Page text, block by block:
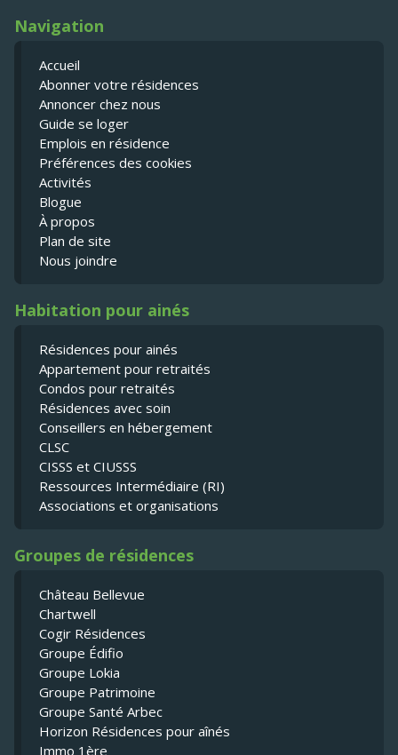
Navigation
Accueil
Abonner votre résidences
Annoncer chez nous
Guide se loger
Emplois en résidence
Préférences des cookies
Activités
Blogue
À propos
Plan de site
Nous joindre
Habitation pour ainés
Résidences pour ainés
Appartement pour retraités
Condos pour retraités
Résidences avec soin
Conseillers en hébergement
CLSC
CISSS et CIUSSS
Ressources Intermédiaire (RI)
Associations et organisations
Groupes de résidences
Château Bellevue
Chartwell
Cogir Résidences
Groupe Édifio
Groupe Lokia
Groupe Patrimoine
Groupe Santé Arbec
Horizon Résidences pour aînés
Immo 1ère